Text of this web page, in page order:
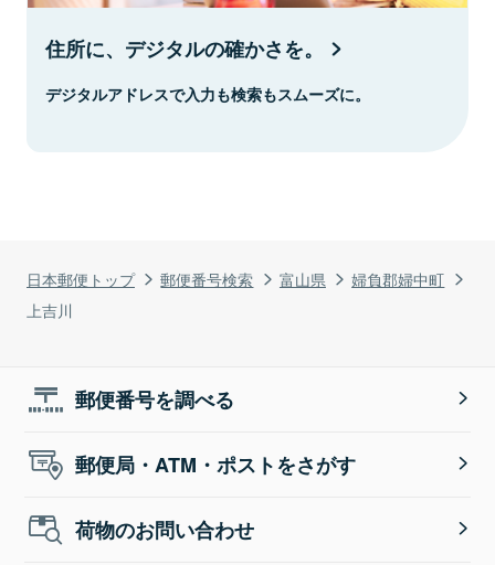
日本郵便トップ 郵便番号検索 富山県
婦負郡婦中町
上吉川
住所に、デジタルの確かさを。
デジタルアドレスで入力も検索もスムーズに。
郵便番号を調べる
郵便局・ATM・ポストをさがす
荷物のお問い合わせ